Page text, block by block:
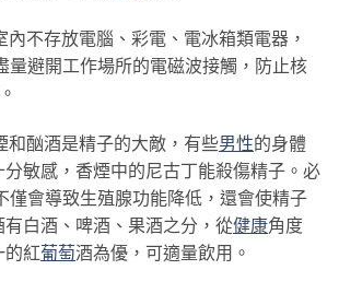
內不存放電腦、彩電、電冰箱類電器，
量避開工作場所的電磁波接觸，防止核
和酗酒是精子的大敵，有些男性的身體
敏感，香煙中的尼古丁能殺傷精子。必
僅會導致生殖腺功能降低，還會使精子
白酒、啤酒、果酒之分，從健康角度
的紅葡萄酒為優，可適量飲用。